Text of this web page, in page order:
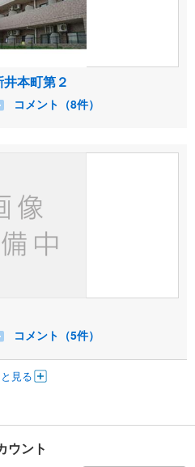
本町第２
コメント（8件）
コメント（5件）
見る
ウント